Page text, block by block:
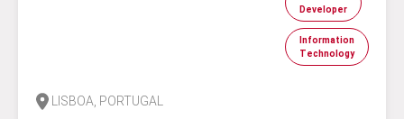
Developer
Information
Technology
LISBOA, PORTUGAL